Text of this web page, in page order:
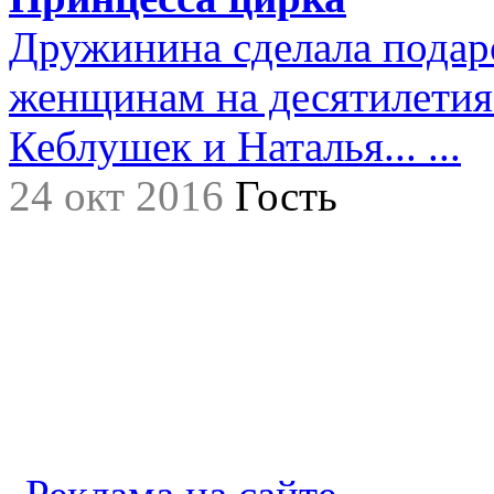
Дружинина сделала
женщинам на
Кеблушек и Наталья... ...
24 окт 2016 Гость